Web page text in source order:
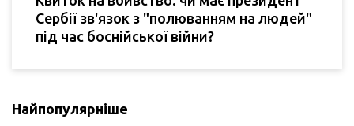
Сербії зв'язок з "полюванням на людей"
під час боснійської війни?
Найпопулярніше